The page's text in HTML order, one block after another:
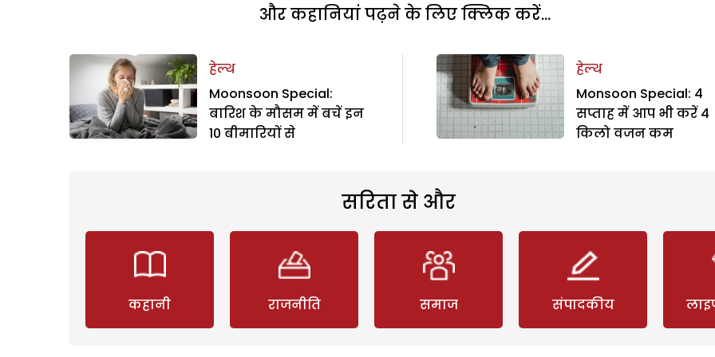
और कहानियां पढ़ने के लिए क्लिक करें...
हेल्थ
Moonsoon Special:
बारिश के मौसम में बचें इन
10 बीमारियों से
हेल्थ
Monsoon Special: 4
सप्ताह में आप भी करें 4
किलो वजन कम
सरिता से और
कहानी राजनीति समाज संपादकीय